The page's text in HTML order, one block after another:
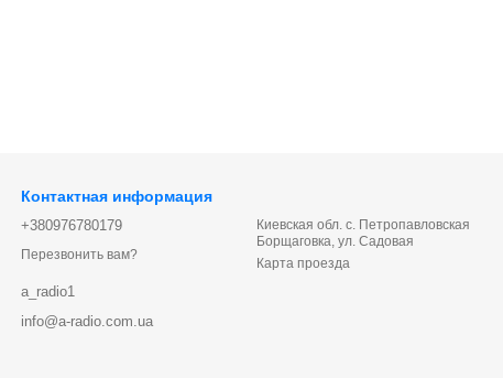
Контактная информация
+380976780179
Перезвонить вам?
a_radio1
info@a-radio.com.ua
Киевская обл. с. Петропавловская
Борщаговка, ул. Садовая
Карта проезда